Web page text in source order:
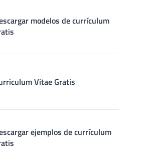
modelos de currículum
Vitae Gratis
ejemplos de currículum